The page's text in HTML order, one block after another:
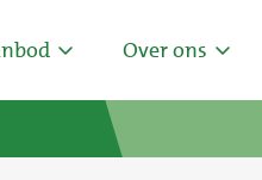
Over ons